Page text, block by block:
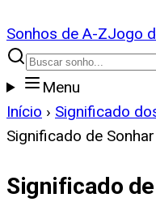
Sonhos de A-ZJogo
Menu
Início › Significado
Significado de
Significado